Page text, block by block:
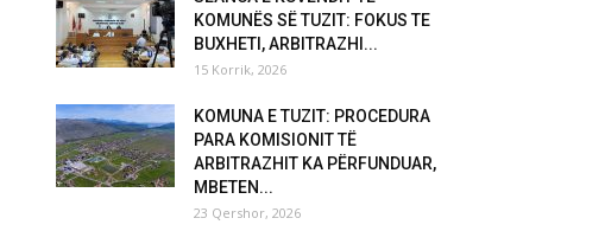
KOMUNËS SË TUZIT: FOKUS TE
BUXHETI, ARBITRAZHI...
15 Korrik, 2026
KOMUNA E TUZIT: PROCEDURA
PARA KOMISIONIT TË
ARBITRAZHIT KA PËRFUNDUAR,
MBETEN...
23 Qershor, 2026